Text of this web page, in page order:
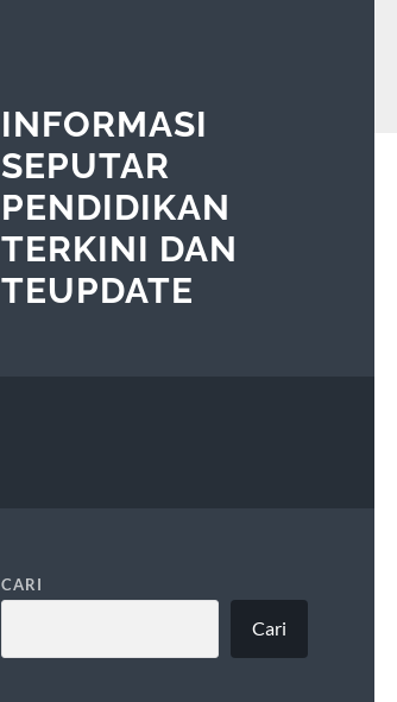
INFORMASI
SEPUTAR
PENDIDIKAN
TERKINI DAN
TEUPDATE
CARI
Cari